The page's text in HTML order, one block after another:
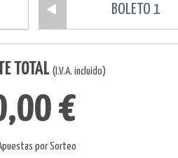
BOLETO 1
TOTAL (I.V.A. incluido)
€
por Sorteo